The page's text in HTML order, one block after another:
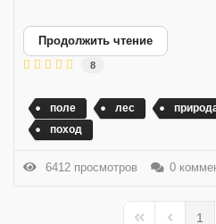
Продолжить чтение
8
поле лес
поход
6412 просмотров 0
1